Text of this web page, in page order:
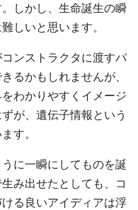
しかし、生命誕生の瞬
しいと思います。
ンストラクタに渡すパ
るかもしれませんが、
わかりやすくイメージ
が、遺伝子情報という
す。
に一瞬にしてものを誕
み出せたとしても、コ
る良いアイディアは浮